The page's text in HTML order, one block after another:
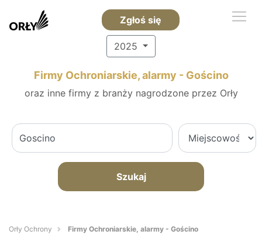
Zgłoś się
2025
Firmy Ochroniarskie, alarmy - Gościno
oraz inne firmy z branży nagrodzone przez Orły
Szukaj
Orły Ochrony Firmy Ochroniarskie, alarmy - Gościno